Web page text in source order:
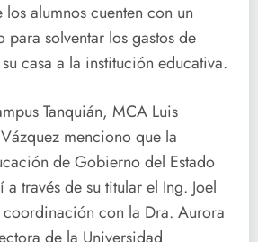
alumnos cuenten con un
solventar los gastos de
casa a la institución educativa.
Tanquián, MCA Luis
menciono que la
de Gobierno del Estado
a través de su titular el Ing. Joel
con la Dra. Aurora
de la Universidad